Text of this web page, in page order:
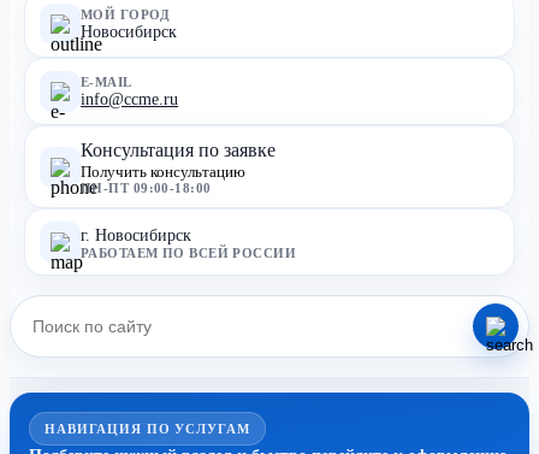
МОЙ ГОРОД
Новосибирск
E-MAIL
info@ccme.ru
Консультация по заявке
Получить консультацию
ПН-ПТ 09:00-18:00
г. Новосибирск
РАБОТАЕМ ПО ВСЕЙ РОССИИ
НАВИГАЦИЯ ПО УСЛУГАМ